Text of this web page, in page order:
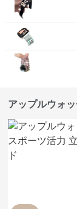
アップルウォ